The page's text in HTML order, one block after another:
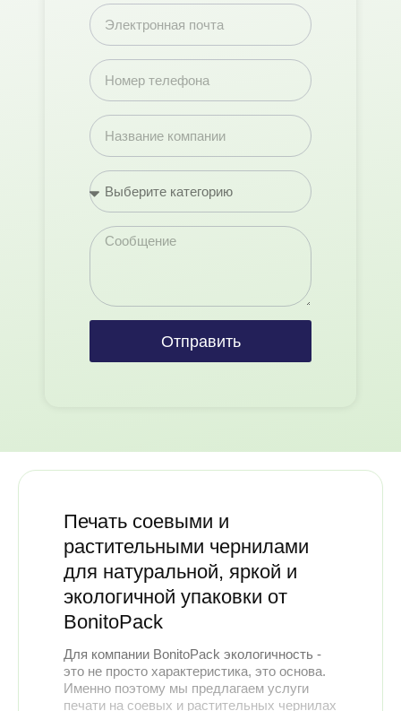
Отправить
Печать соевыми и
растительными чернилами
для натуральной, яркой и
экологичной упаковки от
BonitoPack
Для компании BonitoPack экологичность -
это не просто характеристика, это основа.
Именно поэтому мы предлагаем услуги
печати на соевых и растительных чернилах